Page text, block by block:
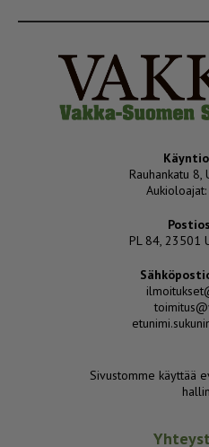
Rauhankatu 8,
PL 84, 23501
Sivustomme käyttää